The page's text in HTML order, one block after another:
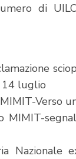
di
14 luglio
Verso
MIMIT-